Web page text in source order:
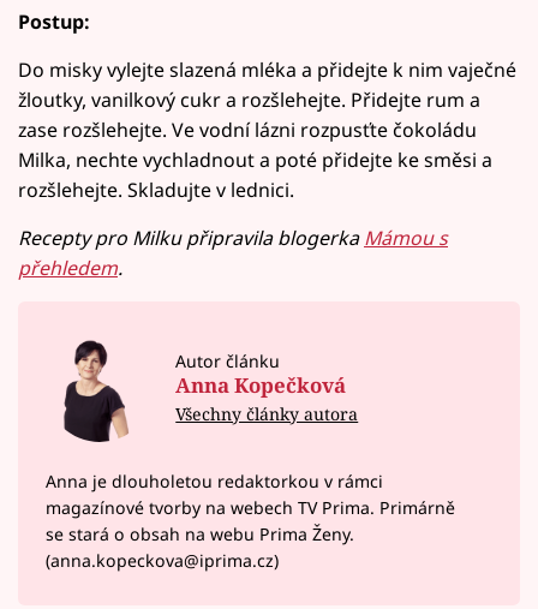
Postup:
Do misky vylejte slazená mléka a přidejte k nim vaječné
žloutky, vanilkový cukr a rozšlehejte. Přidejte rum a
zase rozšlehejte. Ve vodní lázni rozpusťte čokoládu
Milka, nechte vychladnout a poté přidejte ke směsi a
rozšlehejte. Skladujte v lednici.
Recepty pro Milku připravila blogerkaMámou s
přehledem.
Autor článku
Anna Kopečková
Všechny články autora
Anna je dlouholetou redaktorkou v rámci
magazínové tvorby na webech TV Prima. Primárně
se stará o obsah na webu Prima Ženy.
(anna.kopeckova@iprima.cz)